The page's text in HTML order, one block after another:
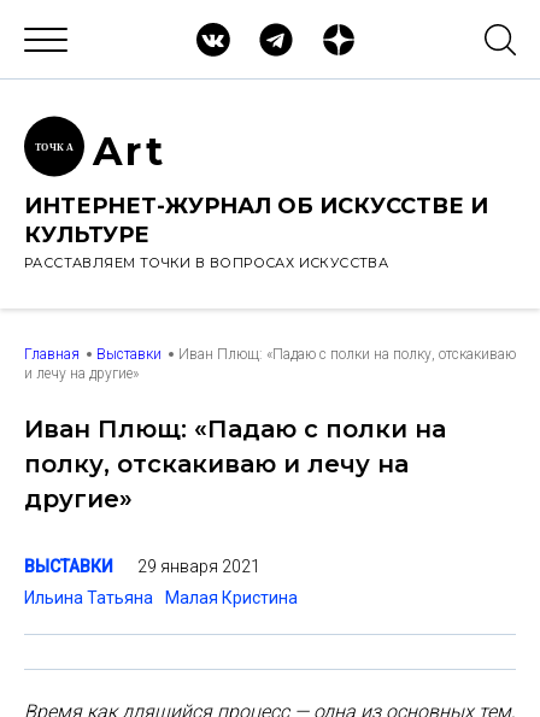
ТОЧК А Art
ИНТЕРНЕТ-ЖУРНАЛ ОБ ИСКУССТВЕ И
КУЛЬТУРЕ
РАССТАВЛЯЕМ ТОЧКИ В ВОПРОСАХ ИСКУССТВА
Главная Выставки
Иван Плющ: «Падаю с полки на полку, отскакиваю
и лечу на другие»
Иван Плющ: «Падаю с полки на
полку, отскакиваю и лечу на
другие»
ВЫСТАВКИ
29 января 2021
Ильина Татьяна
Малая Кристина
Время как длящийся процесс — одна из основных тем,